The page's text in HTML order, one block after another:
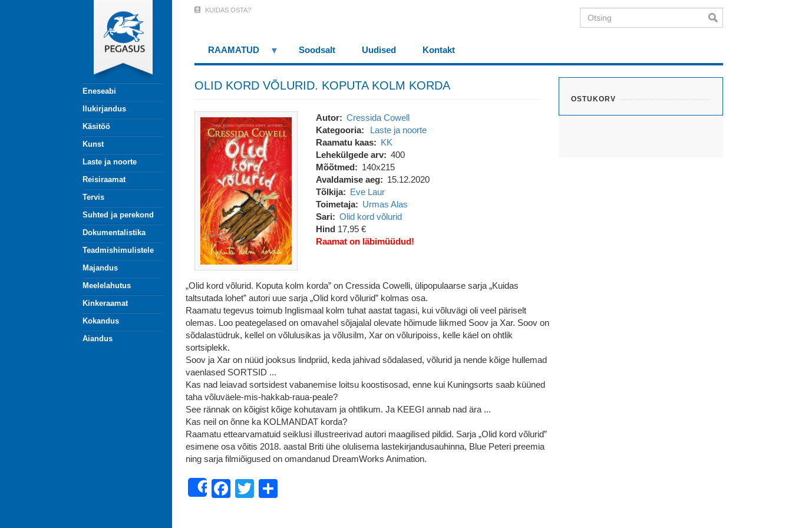
Eneseabi
Ilukirjandus
Käsitöö
Kunst
Laste ja noorte
Reisiraamat
Tervis
Suhted ja perekond
Dokumentalistika
Teadmishimulistele
Majandus
Meelelahutus
Kinkeraamat
Kokandus
Aiandus
Menu
(logged
KUIDAS OSTA? Otsing
RAAMATUD Soodsalt Uudised Kontakt
OSTUKORV
OLID KORD VÕLURID. KOPUTA KOLM KORDA
Autor
Cressida Cowell
Kategooria
Laste ja noorte
Raamatu kaas
KK
Lehekülgede arv
400
Mõõtmed
140x215
Avaldamise aeg
15.12.2020
Tõlkija
Eve Laur
Toimetaja
Urmas Alas
Sari
Olid kord võlurid
Hind 17,95 €
Raamat on läbimüüdud!
„Olid kord võlurid. Koputa kolm korda” on Cressida Cowelli, ülipopulaarse sarja „Kuidas
taltsutada lohet” autori uue sarja „Olid kord võlurid” kolmas osa.
Raamatu tegevus toimub Inglismaal kolm tuhat aastat tagasi, kui võluvägi oli veel päriselt
olemas. Loo peategelased on omavahel sõjajalal olevate hõimude liikmed Soov ja Xar. Soov on
sõdalastüdruk, kellel on võlulusikas ja võlusilm, Xar on võluripoiss, kelle käel on ohtlik
sortsiplekk.
Soov ja Xar on nüüd jooksus lindpriid, keda jahivad sõdalased, võlurid ja nende kõige hullemad
vaenlased SORTSID ...
Kas nad leiavad sortsidest vabanemise loitsu koostisosad, enne kui Kuningsorts saab küüned
taha võluväele-mis-hakkab-raua-peale?
See rännak on kõigist kõige kohutavam ja ohtlikum. Ja KEEGI annab nad ära ...
Kas neil on õnne ka KOLMANDAT korda?
Raamatu ettearvamatuid seiklusi illustreerivad autori maagilised pildid. Sarja „Olid kord võlurid”
esimene osa võitis 2018. aastal Briti ühe olulisema lastekirjandusauhinna, Blue Peteri preemia
ning sarja filmiõigused on omandanud DreamWorks Animation.
ShareFacebook
Twitter